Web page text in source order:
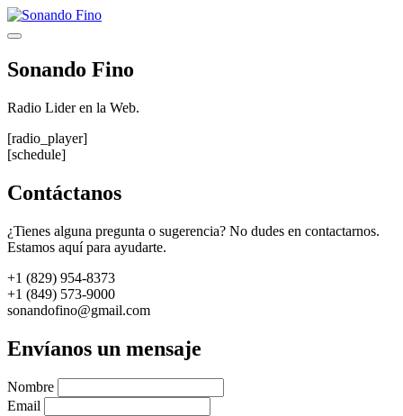
Saltar
al
Menú
Sonando Fino
Radio Lider en la Web.
[radio_player]
[schedule]
Contáctanos
¿Tienes alguna pregunta o sugerencia? No dudes en contactarnos.
Estamos aquí para ayudarte.
+1 (829) 954-8373
+1 (849) 573-9000
sonandofino@gmail.com
Envíanos un mensaje
Nombre
Email